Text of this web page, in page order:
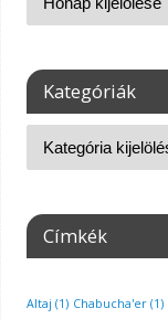
Kategóriák
Címkék
Altaj (1) Chabucha'er(1)